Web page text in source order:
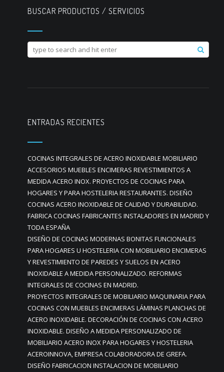
BUSCAR PRODUCTOS / SERVICIOS
ENTRADAS RECIENTES
COCINAS INTEGRALES DE ACERO INOXIDABLE MOBILIARIO
ACCESORIOS MUEBLES ENCIMERAS REVESTIMIENTOS A
MEDIDA ACERO INOX. PROYECTOS DE COCINAS PARA
HOGARES Y PARA HOSTELERIA RESTAURANTES. DISEÑO
COCINAS ACERO INOXIDABLE DE CALIDAD Y DURABILIDAD.
FABRICA COCINAS FABRICANTES INSTALADORES EN MADRID Y
TODA ESPAÑA
DISEÑO DE COCINAS MODERNAS BONITAS FUNCIONALES
PARA HOGARES U HOSTELERIA CON MOBILIARIO ENCIMERAS
Y REVESTIMIENTO DE PAREDES Y SUELOS EN ACERO
INOXIDABLE A MEDIDA PERSONALIZADO. REFORMAS
INTEGRALES DE COCINAS EN MADRID.
PROYECTOS INTEGRALES DE MOBILIARIO MAQUINARIA PARA
COCINAS CON MUEBLES ENCIMERAS LÁMINAS PLANCHAS DE
ACERO INOXIDABLE. DECORACIÓN DE COCINAS CON ACERO
INOXIDABLE. DISEÑO A MEDIDA PERSONALIZADO DE
MOBILIARIO ACERO INOX PARA HOGARES Y HOSTELERIA
ACEROINNOVA, EMPRESA COLABORADORA DE GREFA.
DISEÑO FABRICACION INSTALACION DE MOBILIARIO